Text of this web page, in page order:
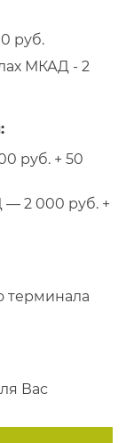
руб.
МКАД - 2
руб. + 50
2 000 руб. +
терминала
Вас